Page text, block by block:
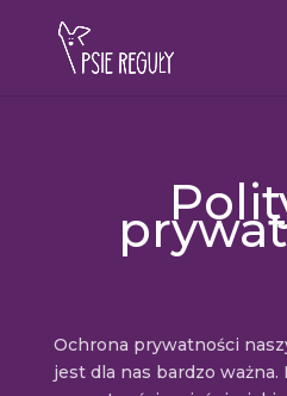
Ochrona prywatności
jest dla nas bardzo